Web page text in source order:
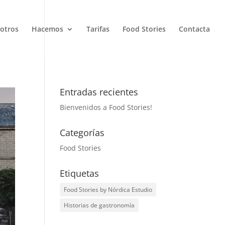
Hacemos Tarifas Food Stories Contacta
Entradas recientes
Bienvenidos a Food Stories!
Categorías
Food Stories
Etiquetas
Food Stories by Nórdica Estudio
Historias de gastronomía